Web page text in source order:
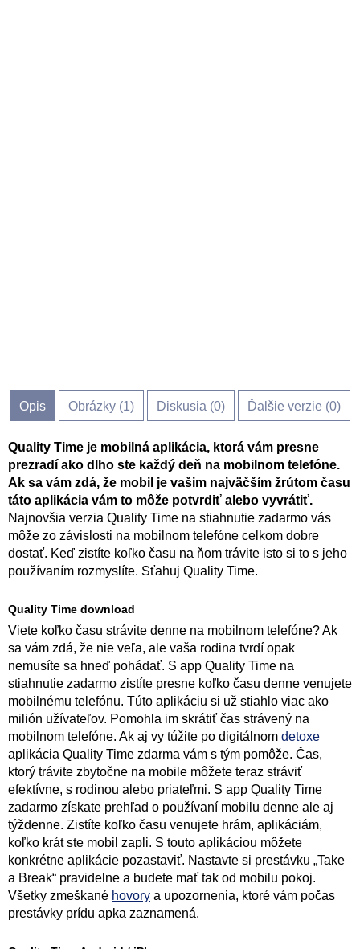
Opis Obrázky (1) Diskusia (0) Ďalšie verzie (0)
Quality Time je mobilná aplikácia, ktorá vám presne
prezradí ako dlho ste každý deň na mobilnom telefóne.
Ak sa vám zdá, že mobil je vašim najväčším žrútom času
táto aplikácia vám to môže potvrdiť alebo vyvrátiť.
Najnovšia verzia Quality Time na stiahnutie zadarmo vás
môže zo závislosti na mobilnom telefóne celkom dobre
dostať. Keď zistíte koľko času na ňom trávite isto si to s jeho
používaním rozmyslíte. Sťahuj Quality Time.
Quality Time download
Viete koľko času strávite denne na mobilnom telefóne? Ak
sa vám zdá, že nie veľa, ale vaša rodina tvrdí opak
nemusíte sa hneď pohádať. S app Quality Time na
stiahnutie zadarmo zistíte presne koľko času denne venujete
mobilnému telefónu. Túto aplikáciu si už stiahlo viac ako
milión užívateľov. Pomohla im skrátiť čas strávený na
mobilnom telefóne. Ak aj vy túžite po digitálnom detoxe
aplikácia Quality Time zdarma vám s tým pomôže. Čas,
ktorý trávite zbytočne na mobile môžete teraz stráviť
efektívne, s rodinou alebo priateľmi. S app Quality Time
zadarmo získate prehľad o používaní mobilu denne ale aj
týždenne. Zistíte koľko času venujete hrám, aplikáciám,
koľko krát ste mobil zapli. S touto aplikáciou môžete
konkrétne aplikácie pozastaviť. Nastavte si prestávku „Take
a Break“ pravidelne a budete mať tak od mobilu pokoj.
Všetky zmeškané hovory a upozornenia, ktoré vám počas
prestávky prídu apka zaznamená.